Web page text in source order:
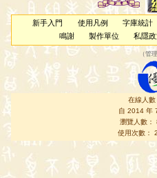
新手入門 使用凡例 字庫統計
鳴謝
製作單位 私隱
（管
在線人
自 2014 年
瀏覽人數：
使用次數：